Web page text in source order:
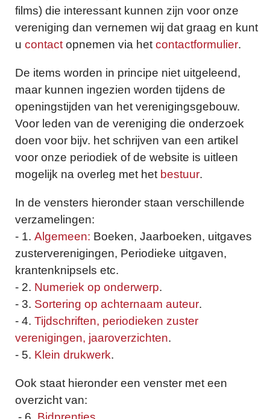
films) die interessant kunnen zijn voor onze
vereniging dan vernemen wij dat graag en kunt
u contact opnemen via het contactformulier.
De items worden in principe niet uitgeleend,
maar kunnen ingezien worden tijdens de
openingstijden van het verenigingsgebouw.
Voor leden van de vereniging die onderzoek
doen voor bijv. het schrijven van een artikel
voor onze periodiek of de website is uitleen
mogelijk na overleg met het bestuur.
In de vensters hieronder staan verschillende
verzamelingen:
- 1. Algemeen: Boeken, Jaarboeken, uitgaves
zusterverenigingen, Periodieke uitgaven,
krantenknipsels etc.
- 2. Numeriek op onderwerp.
- 3. Sortering op achternaam auteur.
- 4. Tijdschriften, periodieken zuster
verenigingen, jaaroverzichten.
- 5. Klein drukwerk.
Ook staat hieronder een venster met een
overzicht van: